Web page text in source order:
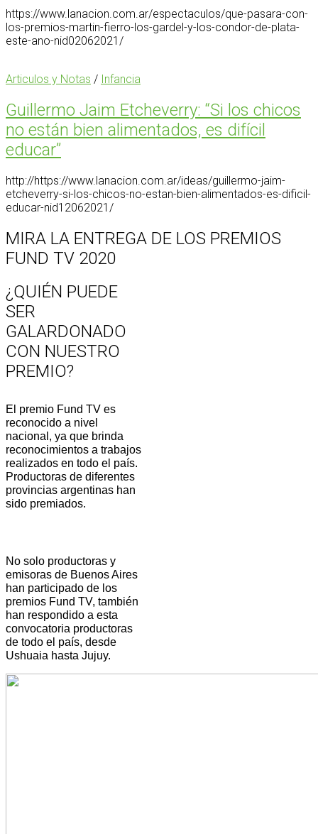
https://www.lanacion.com.ar/espectaculos/que-pasara-con-
los-premios-martin-fierro-los-gardel-y-los-condor-de-plata-
este-ano-nid02062021/
Articulos y Notas / Infancia
Guillermo Jaim Etcheverry: “Si los chicos
no están bien alimentados, es difícil
educar”
http://https://www.lanacion.com.ar/ideas/guillermo-jaim-
etcheverry-si-los-chicos-no-estan-bien-alimentados-es-dificil-
educar-nid12062021/
MIRA LA ENTREGA DE LOS PREMIOS
FUND TV 2020
¿QUIÉN PUEDE
SER
GALARDONADO
CON NUESTRO
PREMIO?
El premio Fund TV es
reconocido a nivel
nacional, ya que brinda
reconocimientos a trabajos
realizados en todo el país.
Productoras de diferentes
provincias argentinas han
sido premiados.
No solo productoras y
emisoras de Buenos Aires
han participado de los
premios Fund TV, también
han respondido a esta
convocatoria productoras
de todo el país, desde
Ushuaia hasta Jujuy.